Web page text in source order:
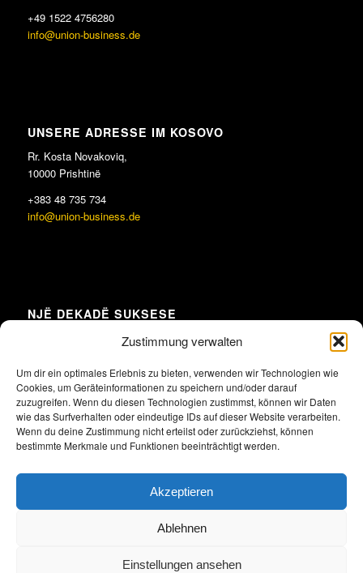
Zustimmung verwalten
Um dir ein optimales Erlebnis zu bieten, verwenden wir Technologien wie
Cookies, um Geräteinformationen zu speichern und/oder darauf
zuzugreifen. Wenn du diesen Technologien zustimmst, können wir Daten
wie das Surfverhalten oder eindeutige IDs auf dieser Website verarbeiten.
Wenn du deine Zustimmung nicht erteilst oder zurückziehst, können
bestimmte Merkmale und Funktionen beeinträchtigt werden.
Akzeptieren
Ablehnen
Einstellungen ansehen
+49 1522 4756280
info@union-business.de
UNSERE ADRESSE IM KOSOVO
Rr. Kosta Novakoviq,
10000 Prishtinë
+383 48 735 734
info@union-business.de
NJË DEKADË SUKSESE
Klicke hier, um Marketing-Cookies zu
akzeptieren und diesen Inhalt zu aktivieren
2026 Alle Rechte vorbehalten. Union der albanischen und deutschen